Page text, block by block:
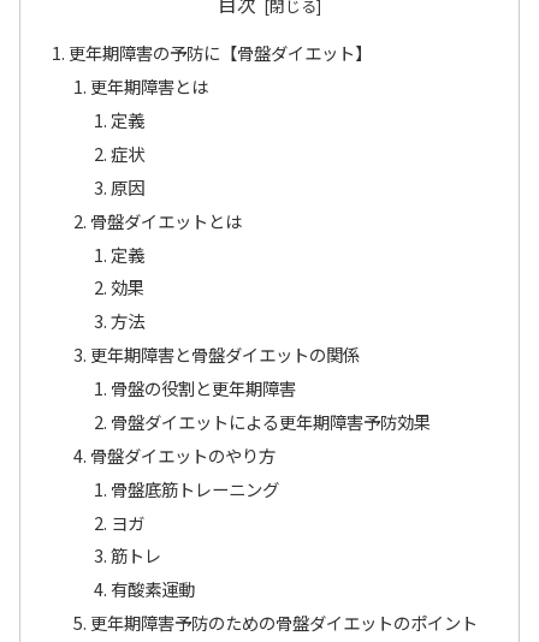
更年期障害の予防に【骨盤ダイエット】
更年期障害とは
定義
症状
原因
骨盤ダイエットとは
定義
効果
方法
更年期障害と骨盤ダイエットの関係
骨盤の役割と更年期障害
骨盤ダイエットによる更年期障害予防効果
骨盤ダイエットのやり方
骨盤底筋トレーニング
ヨガ
筋トレ
有酸素運動
更年期障害予防のための骨盤ダイエットのポイント